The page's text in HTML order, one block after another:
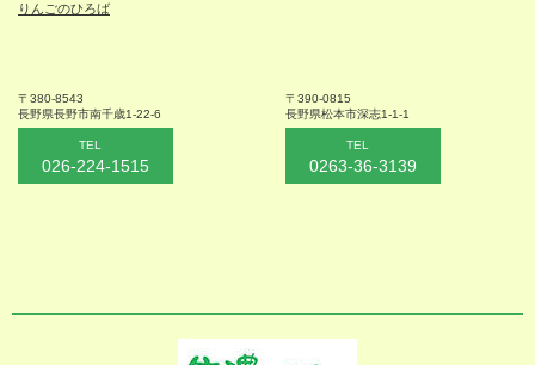
りんごのひろば
〒380-8543
長野県長野市南千歳1-22-6
TEL
026-224-1515
〒390-0815
長野県松本市深志1-1-1
TEL
0263-36-3139